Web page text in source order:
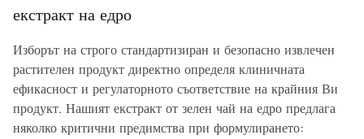
екстракт на едро
Изборът на строго стандартизиран и безопасно извлечен
растителен продукт директно определя клиничната
ефикасност и регулаторното съответствие на крайния Ви
продукт. Нашият екстракт от зелен чай на едро предлага
няколко критични предимства при формулирането: